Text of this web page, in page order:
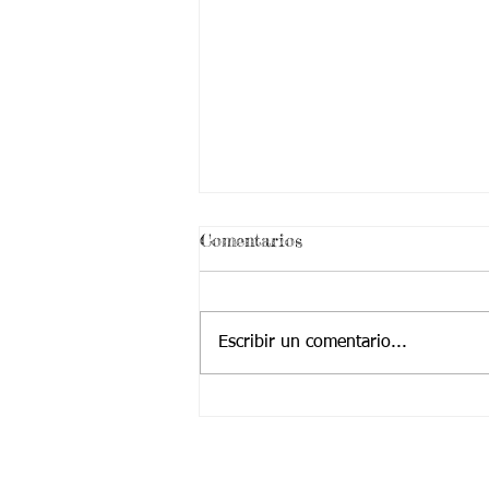
Comentarios
Escribir un comentario...